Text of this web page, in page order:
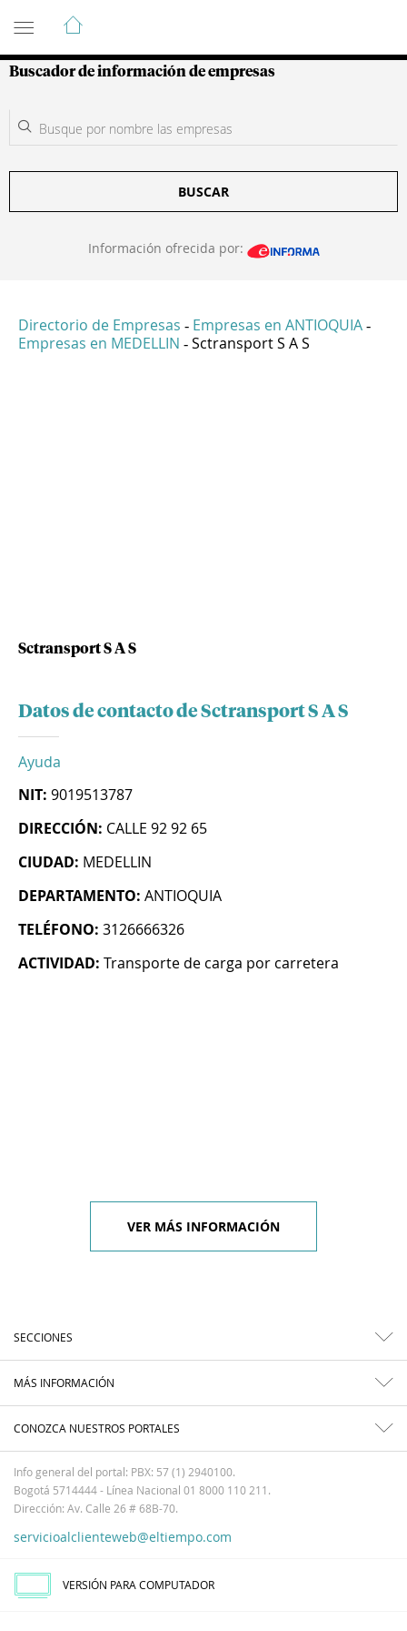
Guía de Empresas Colombianas
Buscador de información de empresas
BUSCAR
Información ofrecida por:
Directorio de Empresas - Empresas en ANTIOQUIA -
Empresas en MEDELLIN - Sctransport S A S
Sctransport S A S
Datos de contacto de Sctransport S A S
Ayuda
NIT: 9019513787
DIRECCIÓN: CALLE 92 92 65
CIUDAD: MEDELLIN
DEPARTAMENTO: ANTIOQUIA
TELÉFONO: 3126666326
ACTIVIDAD: Transporte de carga por carretera
VER MÁS INFORMACIÓN
SECCIONES
MÁS INFORMACIÓN
CONOZCA NUESTROS PORTALES
Info general del portal: PBX: 57 (1) 2940100.
Bogotá 5714444 - Línea Nacional 01 8000 110 211.
Dirección: Av. Calle 26 # 68B-70.
servicioalclienteweb@eltiempo.com
VERSIÓN PARA COMPUTADOR